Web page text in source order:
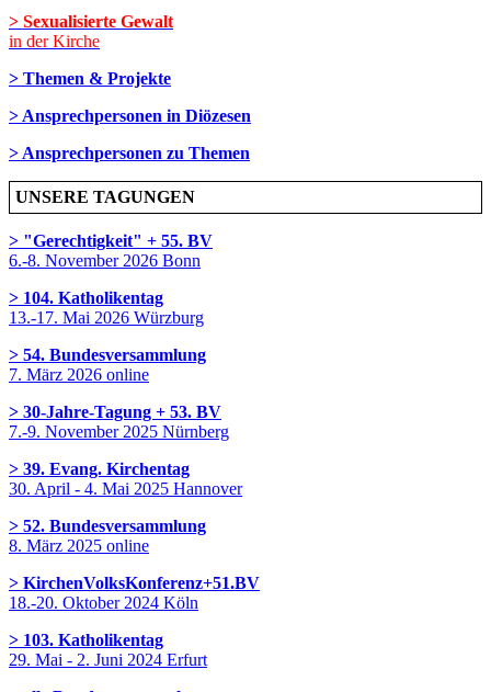
> Sexualisierte Gewalt
in der Kirche
> Themen & Projekte
> Ansprechpersonen in Diözesen
> Ansprechpersonen zu Themen
UNSERE TAGUNGEN
> "Gerechtigkeit" + 55. BV
6.-8. November 2026 Bonn
> 104. Katholikentag
13.-17. Mai 2026 Würzburg
> 54. Bundesversammlung
7. März 2026 online
> 30-Jahre-Tagung + 53. BV
7.-9. November 2025 Nürnberg
> 39. Evang. Kirchentag
30. April - 4. Mai 2025 Hannover
> 52. Bundesversammlung
8. März 2025 online
> KirchenVolksKonferenz+51.BV
18.-20. Oktober 2024 Köln
> 103. Katholikentag
29. Mai - 2. Juni 2024 Erfurt